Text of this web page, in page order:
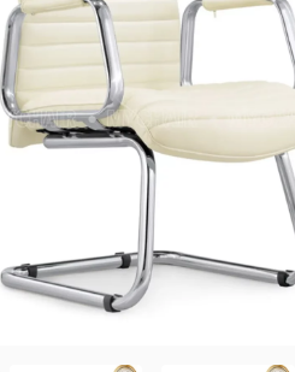
Giao hàng và Lắp
hàng
Đơn hàng được xác
Trong ngày hoặc trong
Trong ngày hoặc trong
hãy là người đầu tiên để lại